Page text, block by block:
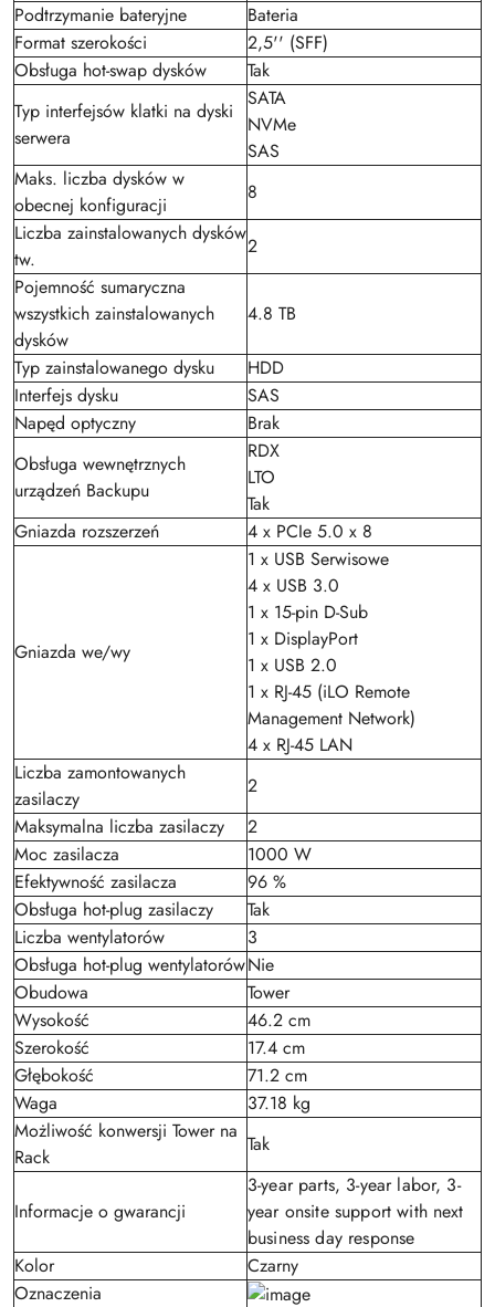
Podtrzymanie bateryjne
Bateria
Format szerokości
2,5'' (SFF)
Obsługa hot-swap dysków
Tak
Typ interfejsów klatki na dyski
serwera
SATA
NVMe
SAS
Maks. liczba dysków w
obecnej konfiguracji
8
Liczba zainstalowanych dysków
tw.
2
Pojemność sumaryczna
wszystkich zainstalowanych
dysków
4.8 TB
Typ zainstalowanego dysku
HDD
Interfejs dysku
SAS
Napęd optyczny
Brak
Obsługa wewnętrznych
urządzeń Backupu
RDX
LTO
Tak
Gniazda rozszerzeń
4 x PCIe 5.0 x 8
Gniazda we/wy
1 x USB Serwisowe
4 x USB 3.0
1 x 15-pin D-Sub
1 x DisplayPort
1 x USB 2.0
1 x RJ-45 (iLO Remote
Management Network)
4 x RJ-45 LAN
Liczba zamontowanych
zasilaczy
2
Maksymalna liczba zasilaczy
2
Moc zasilacza
1000 W
Efektywność zasilacza
96 %
Obsługa hot-plug zasilaczy
Tak
Liczba wentylatorów
3
Obsługa hot-plug wentylatorówNie
Obudowa
Tower
Wysokość
46.2 cm
Szerokość
17.4 cm
Głębokość
71.2 cm
Waga
37.18 kg
Możliwość konwersji Tower na
Rack
Tak
Informacje o gwarancji
3-year parts, 3-year labor, 3-
year onsite support with next
business day response
Kolor
Czarny
Oznaczenia